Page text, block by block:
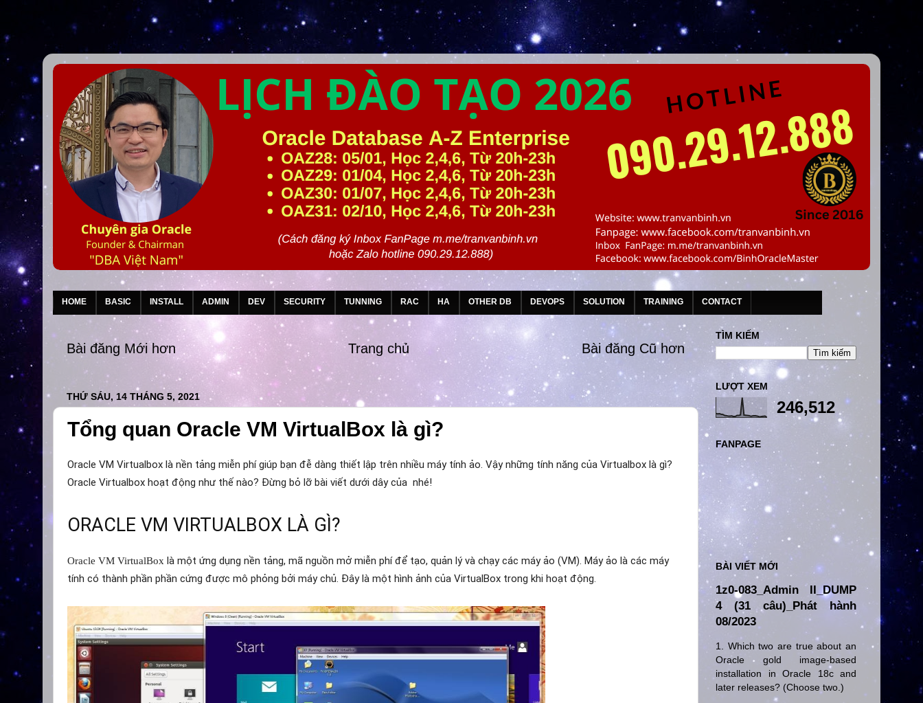
HOME BASIC INSTALL ADMIN DEV SECURITY TUNNING RAC HA OTHER DB DEVOPS SOLUTION TRAINING CONTACT
Bài đăng Mới hơn Bài đăng Cũ hơn
Trang chủ
THỨ SÁU, 14 THÁNG 5, 2021
Tổng quan Oracle VM VirtualBox là gì?
Oracle VM Virtualbox là nền tảng miễn phí giúp bạn đễ dàng thiết lập trên nhiều máy tính ảo. Vậy những tính năng của Virtualbox là gì?
Oracle Virtualbox hoạt động như thế nào? Đừng bỏ lỡ bài viết dưới dây của nhé!
ORACLE VM VIRTUALBOX LÀ GÌ?
Oracle VM VirtualBox là một ứng dụng nền tảng, mã nguồn mở miễn phí để tạo, quản lý và chạy các máy ảo (VM). Máy ảo là các máy
tính có thành phần phần cứng được mô phỏng bởi máy chủ. Đây là một hình ảnh của VirtualBox trong khi hoạt động.
TÌM KIẾM
LƯỢT XEM
246,512
FANPAGE
BÀI VIẾT MỚI
1z0-083_Admin II_DUMP
4 (31 câu)_Phát hành
08/2023
1. Which two are true about an
Oracle gold image-based
installation in Oracle 18c and
later releases? (Choose two.)